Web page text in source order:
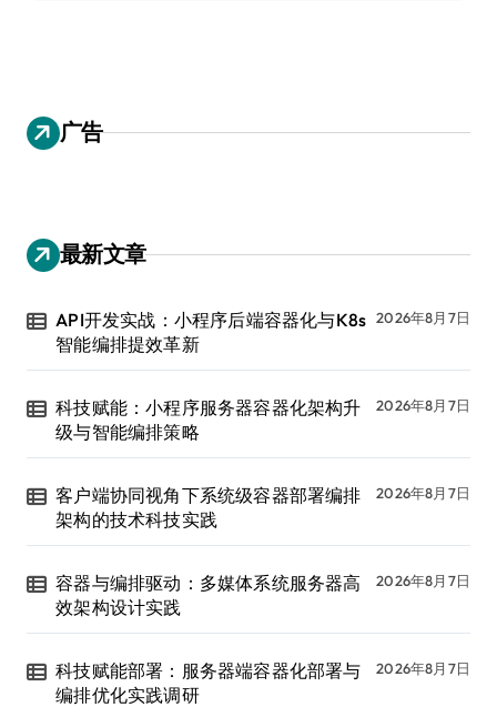
广告
最新文章
API开发实战：小程序后端容器化与K8s
智能编排提效革新
2026年8月7日
科技赋能：小程序服务器容器化架构升
级与智能编排策略
2026年8月7日
客户端协同视角下系统级容器部署编排
架构的技术科技实践
2026年8月7日
容器与编排驱动：多媒体系统服务器高
效架构设计实践
2026年8月7日
科技赋能部署：服务器端容器化部署与
编排优化实践调研
2026年8月7日